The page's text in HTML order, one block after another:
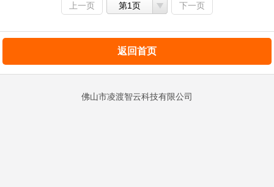
上一页 第1页 下一页
返回首页
佛山市凌渡智云科技有限公司